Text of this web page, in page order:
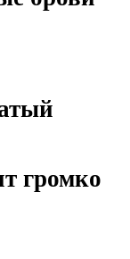
громко